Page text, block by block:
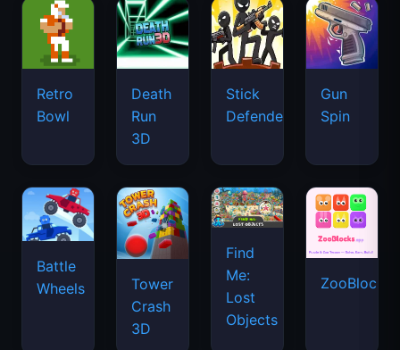
Retro
Bowl
Death
Run
3D
Stick
Defenders
Gun
Spin
Battle
Wheels
Tower
Crash
3D
Find
Me:
Lost
Objects
ZooBlocks